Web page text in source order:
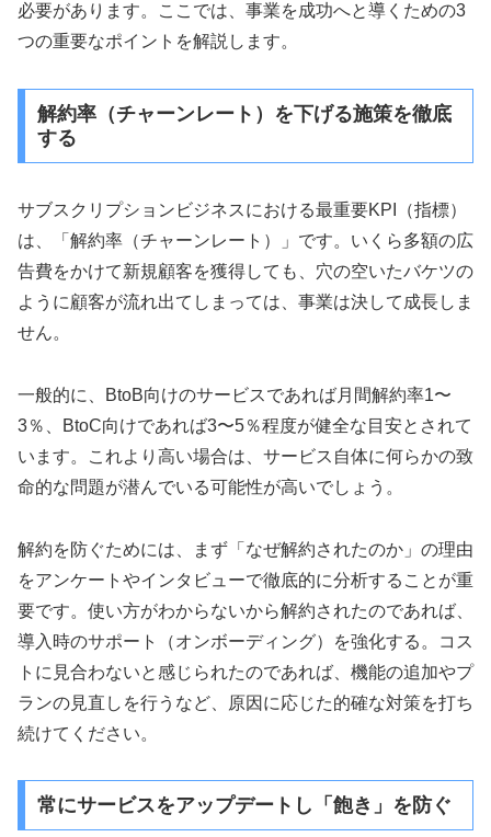
必要があります。ここでは、事業を成功へと導くための3
つの重要なポイントを解説します。
解約率（チャーンレート）を下げる施策を徹底
する
サブスクリプションビジネスにおける最重要KPI（指標）
は、「解約率（チャーンレート）」です。いくら多額の広
告費をかけて新規顧客を獲得しても、穴の空いたバケツの
ように顧客が流れ出てしまっては、事業は決して成長しま
せん。
一般的に、BtoB向けのサービスであれば月間解約率1〜
3％、BtoC向けであれば3〜5％程度が健全な目安とされて
います。これより高い場合は、サービス自体に何らかの致
命的な問題が潜んでいる可能性が高いでしょう。
解約を防ぐためには、まず「なぜ解約されたのか」の理由
をアンケートやインタビューで徹底的に分析することが重
要です。使い方がわからないから解約されたのであれば、
導入時のサポート（オンボーディング）を強化する。コス
トに見合わないと感じられたのであれば、機能の追加やプ
ランの見直しを行うなど、原因に応じた的確な対策を打ち
続けてください。
常にサービスをアップデートし「飽き」を防ぐ